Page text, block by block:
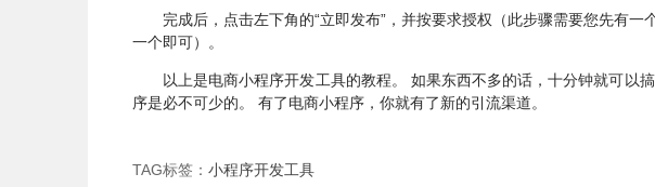
完成后，点击左下角的“立即发布”，并按要求授权（此步骤需要您先有
一个即可）。
以上是电商小程序开发工具的教程。 如果东西不多的话，十分钟就可以
序是必不可少的。 有了电商小程序，你就有了新的引流渠道。
TAG标签：小程序开发工具